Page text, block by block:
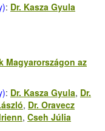
: Dr. Kasza Gyula
Magyarországon az
: Dr. Kasza Gyula, Dr.
, Dr. Oravecz
, Cseh Júlia